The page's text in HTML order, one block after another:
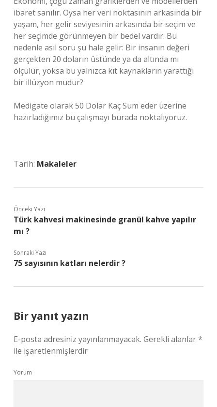
ibaret sanılır. Oysa her veri noktasının arkasında bir
yaşam, her gelir seviyesinin arkasında bir seçim ve
her seçimde görünmeyen bir bedel vardır. Bu
nedenle asıl soru şu hale gelir: Bir insanın değeri
gerçekten 20 doların üstünde ya da altında mı
ölçülür, yoksa bu yalnızca kıt kaynakların yarattığı
bir illüzyon mudur?
Medigate olarak 50 Dolar Kaç Sum eder üzerine
hazırladığımız bu çalışmayı burada noktalıyoruz.
Tarih: Makaleler
Önceki Yazı
Türk kahvesi makinesinde granül kahve yapılır
mı ?
Sonraki Yazı
75 sayısının katları nelerdir ?
Bir yanıt yazın
E-posta adresiniz yayınlanmayacak. Gerekli alanlar*
ile işaretlenmişlerdir
Yorum